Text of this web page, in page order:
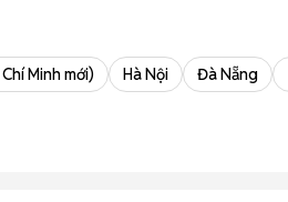
càng để tránh rủi ro khi mua đồ điện tử
Minh mới) Hà Nội Đà Nẵng